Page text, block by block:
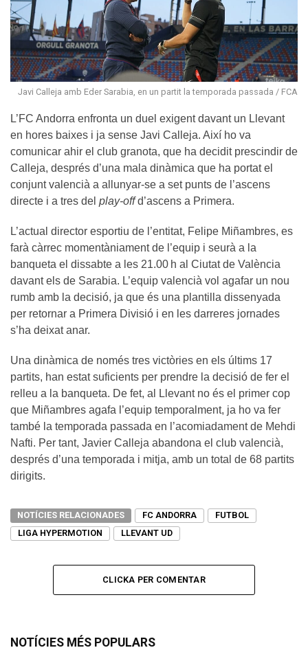
Javi Calleja amb Eder Sarabia, en un partit la temporada passada / FCA
L’FC Andorra enfronta un duel exigent davant un Llevant
en hores baixes i ja sense Javi Calleja. Així ho va
comunicar ahir el club granota, que ha decidit prescindir de
Calleja, després d’una mala dinàmica que ha portat el
conjunt valencià a allunyar-se a set punts de l’ascens
directe i a tres del play-offd’ascens a Primera.
L’actual director esportiu de l’entitat, Felipe Miñambres, es
farà càrrec momentàniament de l’equip i seurà a la
banqueta el dissabte a les 21.00 h al Ciutat de València
davant els de Sarabia. L’equip valencià vol agafar un nou
rumb amb la decisió, ja que és una plantilla dissenyada
per retornar a Primera Divisió i en les darreres jornades
s’ha deixat anar.
Una dinàmica de només tres victòries en els últims 17
partits, han estat suficients per prendre la decisió de fer el
relleu a la banqueta. De fet, al Llevant no és el primer cop
que Miñambres agafa l’equip temporalment, ja ho va fer
també la temporada passada en l’acomiadament de Mehdi
Nafti. Per tant, Javier Calleja abandona el club valencià,
després d’una temporada i mitja, amb un total de 68 partits
dirigits.
NOTÍCIES RELACIONADES FC ANDORRA
FUTBOL
LIGA HYPERMOTION
LLEVANT UD
CLICKA PER COMENTAR
NOTÍCIES MÉS POPULARS